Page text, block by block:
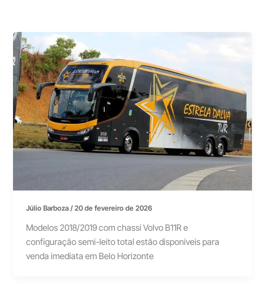
Júlio Barboza/20 de fevereiro de 2026
Modelos 2018/2019 com chassi Volvo B11R e
configuração semi-leito total estão disponíveis para
venda imediata em Belo Horizonte